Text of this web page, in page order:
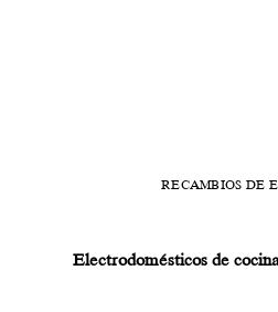
RECAMBIOS DE
Electrodomésticos de